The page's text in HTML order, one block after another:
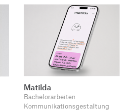
Matilda
Bachelorarbeiten
Kommunikationsgestaltung